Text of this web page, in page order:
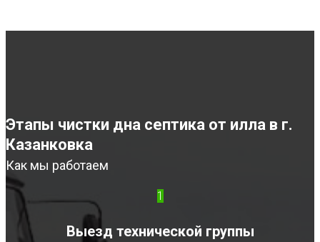
Этапы чистки дна септика от илла в г.
Казанковка
Как мы работаем
1
Выезд технической группы